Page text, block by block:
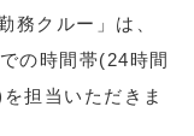
務クルー」は、
の時間帯(24時間
担当いただきま